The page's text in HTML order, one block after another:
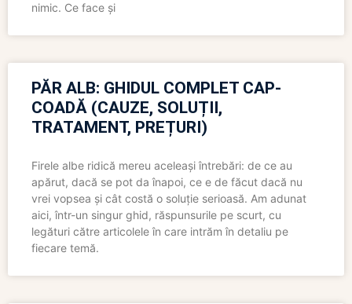
nimic. Ce face și
PĂR ALB: GHIDUL COMPLET CAP-
COADĂ (CAUZE, SOLUȚII,
TRATAMENT, PREȚURI)
Firele albe ridică mereu aceleași întrebări: de ce au
apărut, dacă se pot da înapoi, ce e de făcut dacă nu
vrei vopsea și cât costă o soluție serioasă. Am adunat
aici, într-un singur ghid, răspunsurile pe scurt, cu
legături către articolele în care intrăm în detaliu pe
fiecare temă.